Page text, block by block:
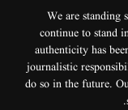
We are
continue to stand
authenticity has
journalistic
do so in the future.